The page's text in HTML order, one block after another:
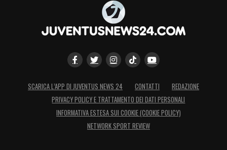
SCARICA L’APP DI JUVENTUS NEWS 24 CONTATTI
REDAZIONE
PRIVACY POLICY E TRATTAMENTO DEI DATI PERSONALI
INFORMATIVA ESTESA SUI COOKIE (COOKIE POLICY)
NETWORK SPORT REVIEW